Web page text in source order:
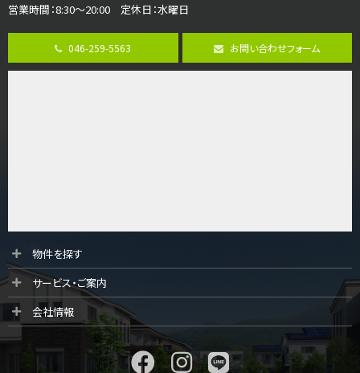
第8位
3,680万円
4ＬＤＫ
さがみ野駅
第10位
3,180万円
海老名駅
大規模開発分譲地内の新築戸建！開発道路は幅員４.…
営業時間：8:30～20:00 定休日：水曜日
046-259-5563 お問い合わせフォーム
物件を探す
サービス・ご案内
会社情報